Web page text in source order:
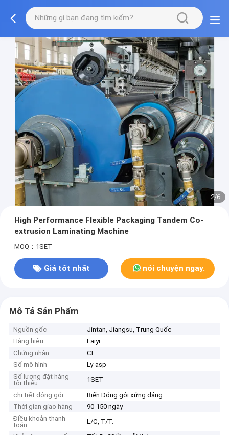
2/6
High Performance Flexible Packaging Tandem Co-
extrusion Laminating Machine
MOQ：1SET
Giá tốt nhất nói chuyện ngay.
Mô Tả Sản Phẩm
Nguồn gốc
Jintan, Jiangsu, Trung Quốc
Hàng hiệu
Laiyi
Chứng nhận
CE
Số mô hình
Ly-asp
Số lượng đặt hàng
tối thiểu
1SET
chi tiết đóng gói
Biển Đóng gói xứng đáng
Thời gian giao hàng
90-150 ngày
Điều khoản thanh
toán
L/C, T/T.